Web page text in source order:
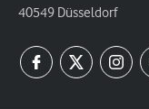
40549 Düsseldorf